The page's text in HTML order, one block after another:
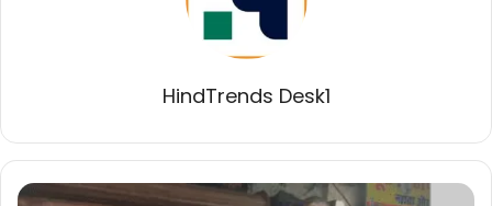
HindTrends Desk1
गंदगी